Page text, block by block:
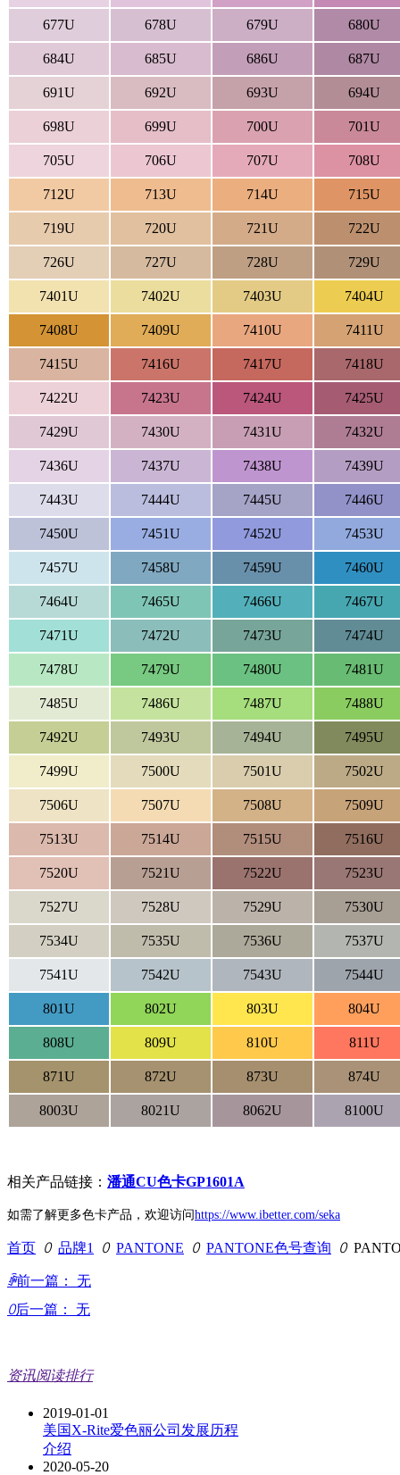
677U 678U 679U 680U
684U 685U 686U 687U
691U 692U 693U 694U
698U 699U 700U 701U
705U 706U 707U 708U
712U 713U 714U 715U
719U 720U 721U 722U
726U 727U 728U 729U
7401U 7402U 7403U 7404U
7408U 7409U 7410U 7411U
7415U 7416U 7417U 7418U
7422U 7423U 7424U 7425U
7429U 7430U 7431U 7432U
7436U 7437U 7438U 7439U
7443U 7444U 7445U 7446U
7450U 7451U 7452U 7453U
7457U 7458U 7459U 7460U
7464U 7465U 7466U 7467U
7471U 7472U 7473U 7474U
7478U 7479U 7480U 7481U
7485U 7486U 7487U 7488U
7492U 7493U 7494U 7495U
7499U 7500U 7501U 7502U
7506U 7507U 7508U 7509U
7513U 7514U 7515U 7516U
7520U 7521U 7522U 7523U
7527U 7528U 7529U 7530U
7534U 7535U 7536U 7537U
7541U 7542U 7543U 7544U
801U 802U 803U 804U
808U 809U 810U 811U
871U 872U 873U 874U
8003U 8021U 8062U 8100U
相关产品链接： 潘通CU色卡GP1601A
如需了解更多色卡产品，欢迎访问https://www.ibetter.com/seka
首页 ꄲ 品牌1 ꄲ PANTONE ꄲ PANTONE色号查询 ꄲ
ꄴ前一篇：
无
ꄲ后一篇： 无
资讯阅读排行
2019-01-01
美国X-Rite爱色丽公司发展历程
介绍
2020-05-20